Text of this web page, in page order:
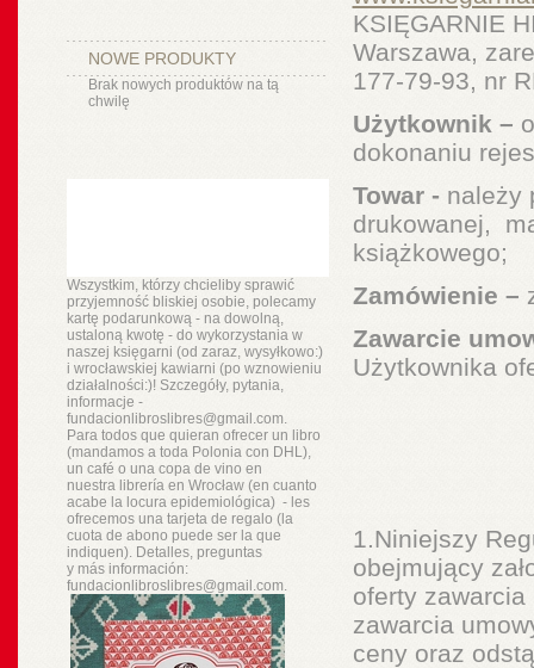
NOWE PRODUKTY
Brak nowych produktów na tą
chwilę
Wszystkim, którzy chcieliby sprawić
przyjemność bliskiej osobie, polecamy
kartę podarunkową - na dowolną,
ustaloną kwotę - do wykorzystania w
naszej księgarni (od zaraz, wysyłkowo:)
i wrocławskiej kawiarni (po wznowieniu
działalności:)! Szczegóły, pytania,
informacje -
fundacionlibroslibres@gmail.com.
Para todos que quieran ofrecer un libro
(mandamos a toda Polonia con DHL),
un café o una copa de vino en
nuestra libreríaen Wrocław (en cuanto
acabe la locura epidemiológica) - les
ofrecemos una tarjeta de regalo (la
cuota de abono puede ser la que
indiquen). Detalles, preguntas
y másinformación:
fundacionlibroslibres@gmail.com.
KSIĘGARNIE
Warszawa,
177-79-93, nr
Użytkownik –
dokonaniu
Towar - należy
drukowanej,
książkowego;
Zamówienie –
Zawarcie
Użytkownika
1.Niniejszy
obejmujący
oferty
zawarcia
ceny oraz